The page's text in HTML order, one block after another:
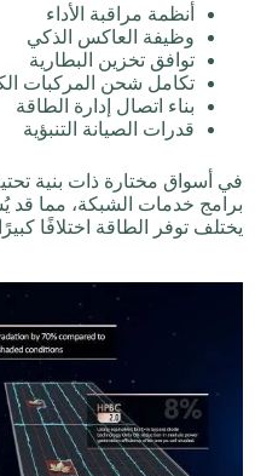
أنظمة مراقبة الأداء
وظيفة العاكس الذكي
توافق تخزين البطارية
تكامل شحن المركبات
بناء اتصال إدارة الطاقة
قدرات الصيانة التنبؤية
في أسواق مختارة ذات بنية
برامج خدمات الشبكة، مما قد
يختلف توفر الطاقة اختلافًا